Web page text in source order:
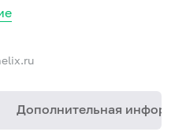
Дополнительная